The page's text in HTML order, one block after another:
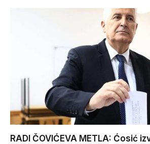
RADI ČOVIĆEVA METLA: Ćosić